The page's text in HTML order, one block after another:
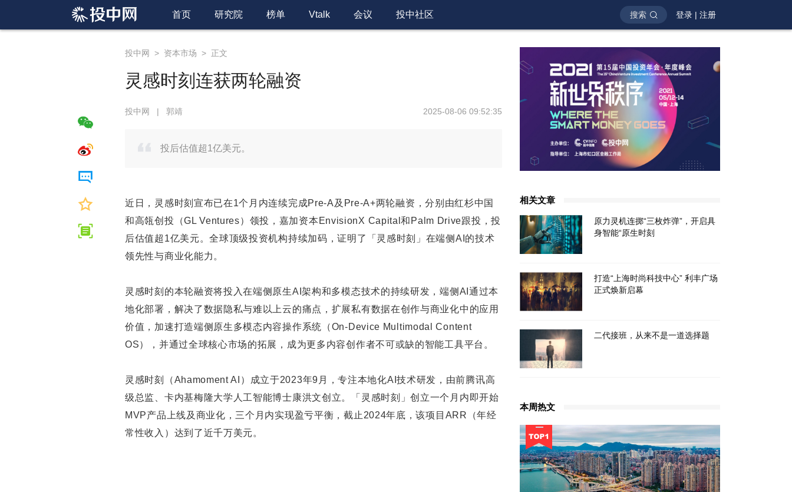
首页 研究院 榜单 Vtalk 会议 投中社区 搜索 登录 | 注册
投中网 > 资本市场 > 正文
灵感时刻连获两轮融资
投中网 | 郭靖 2025-08-06 09:52:35
投后估值超1亿美元。
近日，灵感时刻宣布已在1个月内连续完成Pre-A及Pre-A+两轮融资，分别由红杉中国
和高瓴创投（GL Ventures）领投，嘉加资本EnvisionX Capital和Palm Drive跟投，投
后估值超1亿美元。全球顶级投资机构持续加码，证明了「灵感时刻」在端侧AI的技术
领先性与商业化能力。
灵感时刻的本轮融资将投入在端侧原生AI架构和多模态技术的持续研发，端侧AI通过本
地化部署，解决了数据隐私与难以上云的痛点，扩展私有数据在创作与商业化中的应用
价值，加速打造端侧原生多模态内容操作系统（On-Device Multimodal Content
OS），并通过全球核心市场的拓展，成为更多内容创作者不可或缺的智能工具平台。
灵感时刻（Ahamoment AI）成立于2023年9月，专注本地化AI技术研发，由前腾讯高
级总监、卡内基梅隆大学人工智能博士康洪文创立。「灵感时刻」创立一个月内即开始
MVP产品上线及商业化，三个月内实现盈亏平衡，截止2024年底，该项目ARR（年经
常性收入）达到了近千万美元。
相关文章
原力灵机连掷“三枚炸弹”，开启具
身智能“原生时刻
打造“上海时尚科技中心” 利丰广场
正式焕新启幕
二代接班，从来不是一道选择题
本周热文